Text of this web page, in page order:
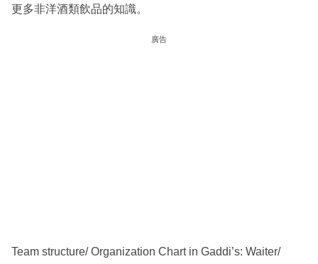
更多非洋酒類飲品的知識。
廣告
Team structure/ Organization Chart in Gaddi’s: Waiter/